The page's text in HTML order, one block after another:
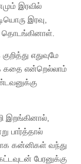
இரவில்
இரவு,
எதுவுமே
கதை என்றெல்லாம்
இறங்கினால்,
பார்த்தால்
கன்னிகள் வந்து
பேரனுக்கு